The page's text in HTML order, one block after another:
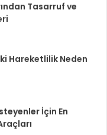
Tasarruf ve
Hareketlilik Neden
İçin En